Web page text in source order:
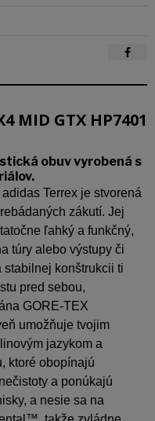
MID GTX HP7401
obuv vyrobená s
Terrex je stvorená
zákutí. Jej
ľahký a funkčný,
túry alebo výstupy či
konštrukcii ti
pred sebou,
GORE-TEX
umožňuje tvojim
jazykom a
ktoré obopínajú
a ponúkajú
a nesie sa na